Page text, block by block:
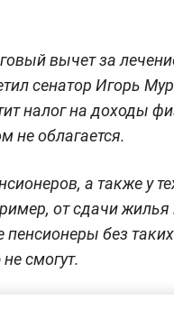
вычет за
сенатор Игорь
налог на доходы
не облагается.
а также у
от сдачи жилья
без таких
смогут.